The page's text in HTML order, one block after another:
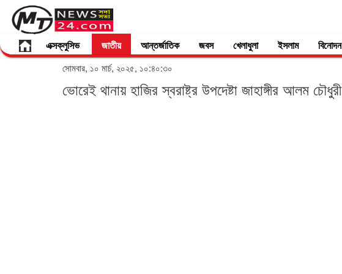
এক্সক্লুসিভ জাতীয় আন্তর্জাতিক জবস খেলাধুলা ইসলাম বিনোদন
সোমবার, ১০ মার্চ, ২০২৫, ১০:৪০:৩০
ভোরেই থানায় হাজির স্বরাষ্ট্র উপদেষ্টা জাহাঙ্গীর আলম চৌধুরী